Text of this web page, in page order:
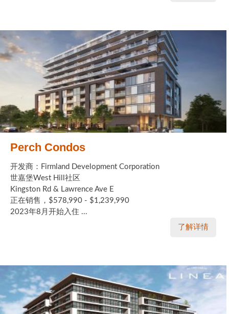
Perch Condos
开发商：Firmland Development Corporation
世嘉堡West Hill社区
Kingston Rd & Lawrence Ave E
正在销售，$578,990 - $1,239,990
2023年8月开始入住 ...
了解详情